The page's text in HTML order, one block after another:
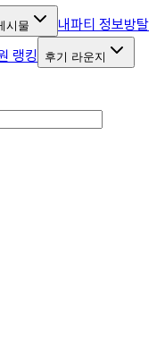
시물 내파티 정보방탈
랭킹 후기 라운지